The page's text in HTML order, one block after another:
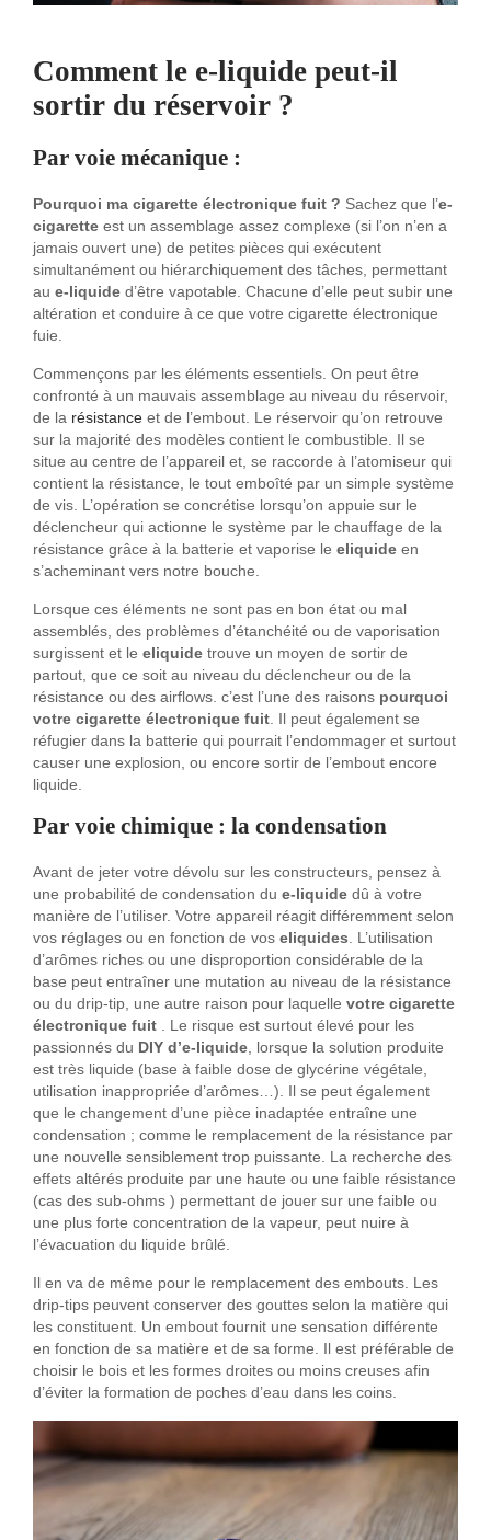
Comment le e-liquide peut-il
sortir du réservoir ?
Par voie mécanique :
Pourquoi ma cigarette électronique fuit ? Sachez que l’e-
cigarette est un assemblage assez complexe (si l’on n’en a
jamais ouvert une) de petites pièces qui exécutent
simultanément ou hiérarchiquement des tâches, permettant
au e-liquide d’être vapotable. Chacune d’elle peut subir une
altération et conduire à ce que votre cigarette électronique
fuie.
Commençons par les éléments essentiels. On peut être
confronté à un mauvais assemblage au niveau du réservoir,
de la résistance et de l’embout. Le réservoir qu’on retrouve
sur la majorité des modèles contient le combustible. Il se
situe au centre de l’appareil et, se raccorde à l’atomiseur qui
contient la résistance, le tout emboîté par un simple système
de vis. L’opération se concrétise lorsqu’on appuie sur le
déclencheur qui actionne le système par le chauffage de la
résistance grâce à la batterie et vaporise le eliquide en
s’acheminant vers notre bouche.
Lorsque ces éléments ne sont pas en bon état ou mal
assemblés, des problèmes d’étanchéité ou de vaporisation
surgissent et le eliquide trouve un moyen de sortir de
partout, que ce soit au niveau du déclencheur ou de la
résistance ou des airflows. c’est l’une des raisons pourquoi
votre cigarette électronique fuit. Il peut également se
réfugier dans la batterie qui pourrait l’endommager et surtout
causer une explosion, ou encore sortir de l’embout encore
liquide.
Par voie chimique : la condensation
Avant de jeter votre dévolu sur les constructeurs, pensez à
une probabilité de condensation du e-liquide dû à votre
manière de l’utiliser. Votre appareil réagit différemment selon
vos réglages ou en fonction de vos eliquides. L’utilisation
d’arômes riches ou une disproportion considérable de la
base peut entraîner une mutation au niveau de la résistance
ou du drip-tip, une autre raison pour laquelle votre cigarette
électronique fuit . Le risque est surtout élevé pour les
passionnés du DIY d’e-liquide, lorsque la solution produite
est très liquide (base à faible dose de glycérine végétale,
utilisation inappropriée d’arômes…). Il se peut également
que le changement d’une pièce inadaptée entraîne une
condensation ; comme le remplacement de la résistance par
une nouvelle sensiblement trop puissante. La recherche des
effets altérés produite par une haute ou une faible résistance
(cas des sub-ohms ) permettant de jouer sur une faible ou
une plus forte concentration de la vapeur, peut nuire à
l’évacuation du liquide brûlé.
Il en va de même pour le remplacement des embouts. Les
drip-tips peuvent conserver des gouttes selon la matière qui
les constituent. Un embout fournit une sensation différente
en fonction de sa matière et de sa forme. Il est préférable de
choisir le bois et les formes droites ou moins creuses afin
d’éviter la formation de poches d’eau dans les coins.